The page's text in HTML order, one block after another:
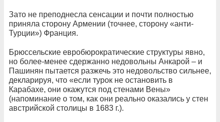
Зато не преподнесла сенсации и почти полностью
приняла сторону Армении (точнее, сторону «анти-
Турции») Франция.
Брюссельские евробюрократические структуры явно,
но более-менее сдержанно недовольны Анкарой – и
Пашинян пытается разжечь это недовольство сильнее,
декларируя, что «если турок не остановить в
Карабахе, они окажутся под стенами Вены»
(напоминание о том, как они реально оказались у стен
австрийской столицы в 1683 г.).